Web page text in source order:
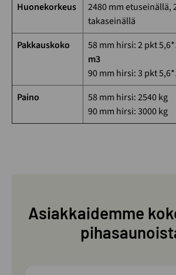
Huonekorkeus
2480 mm etuseinällä,
takaseinällä
Pakkauskoko
58 mm hirsi: 2 pkt
m3
90 mm hirsi: 3 pkt
Paino
58 mm hirsi: 2540 kg
90 mm hirsi: 3000 kg
Asiakkaidemme